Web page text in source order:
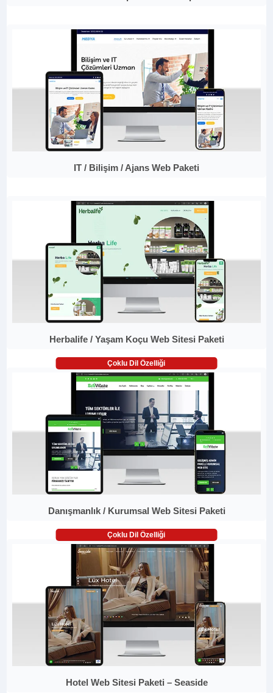
IT / Bilişim / Ajans Web Paketi
Herbalife / Yaşam Koçu Web Sitesi Paketi
Çoklu Dil Özelliği
Danışmanlık / Kurumsal Web Sitesi Paketi
Çoklu Dil Özelliği
Hotel Web Sitesi Paketi – Seaside